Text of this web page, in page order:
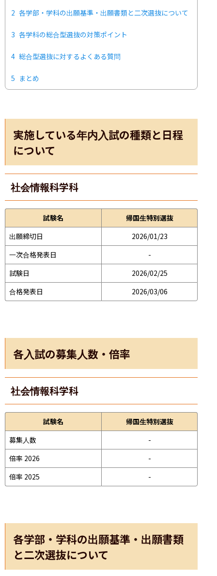
2 各学部・学科の出願基準・出願書類と二次選抜について
3 各学科の総合型選抜の対策ポイント
4 総合型選抜に対するよくある質問
5 まとめ
実施している年内入試の種類と日程
について
社会情報科学科
試験名
帰国生特別選抜
出願締切日
2026/01/23
一次合格発表日
-
試験日
2026/02/25
合格発表日
2026/03/06
各入試の募集人数・倍率
社会情報科学科
試験名
帰国生特別選抜
募集人数
-
倍率 2026
-
倍率 2025
-
各学部・学科の出願基準・出願書類
と二次選抜について